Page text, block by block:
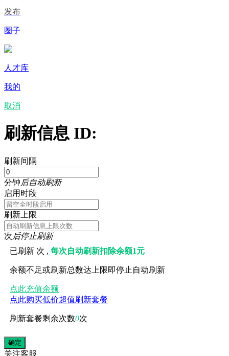
发布
圈子
人才库
我的
取消
刷新信息 ID:
刷新间隔
分钟后自动刷新
启用时段
刷新上限
次后停止刷新
已刷新 次 ,每次自动刷新扣除余额1元
余额不足或刷新总数达上限即停止自动刷新
点此充值余额
点此购买低价超值刷新套餐
刷新套餐剩余次数0次
关注客服